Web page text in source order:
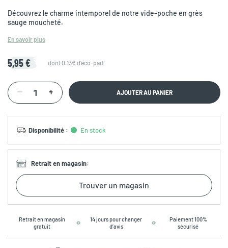
Découvrez le charme intemporel de notre vide-poche en grès
sauge moucheté.
En savoir plus
5,95 € dont 0.13€ d'éco-part
AJOUTER AU PANIER
Disponibilité : En stock
Retrait en magasin:
Trouver un magasin
Retrait en magasin
gratuit
14 jours pour changer
d’avis
Paiement 100%
sécurisé